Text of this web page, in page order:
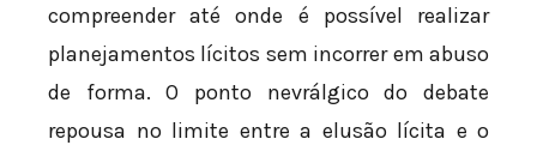
compreender até onde é possível realizar
planejamentos lícitos sem incorrer em abuso
de forma. O ponto nevrálgico do debate
repousa no limite entre a elusão lícita e o